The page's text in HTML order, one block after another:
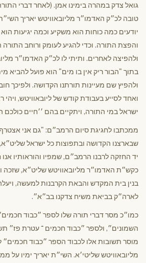
גואל צדק במהרה בימינו אמן. (לאחר דברי
טובה לכ״ק האדמו״ר מליובאוויטש יאריך
יודעים כמה כוחות הוא משקיע וכמה יגיעות
והפצת התורה. וכדי להגיע לעומק ורוחב
ולהפיצה לאחרים. ותיתי לו לכ״ק האדמו״ר
בתוך "הבור ריק אין בו מים" הוא פועל להביא
ולהפיץ שם מעיינות תורתנו הקדושה. ולפיכך
ואחד לסייע בעבודת קודש של ליובאוויטש, ויהי
ישראל במי התורה, ויתקיים בהם ׳׳חיים כולכם
ממכתבו לחגיגת סיום הרמב״ם: "גם אני אצטרף
שבארצנו הקדושה ובתפוצות כל ישראל
יד החזקה לרבנו הרמב״ם, שמפיו והוראותיו אנו
כקש״ת האדמו״ר מליובאוויטש שליט״א, שזכה
בנין בית המקדש והבאת הקרבנות למעשה,
לארה״ק בביאת משיח צדקנו בב״א״.
כמו״כ מסר דברי תורה שלו לספר ״כבוד
השמונים״, ולספר ״כבוד חכמים ־ עטרת פז״
מוסר תשובות אלו לכבוד הספר ״כבוד חכמים״
מליובאוויטש שליטי׳א. השי״ת יאריך ימיו על